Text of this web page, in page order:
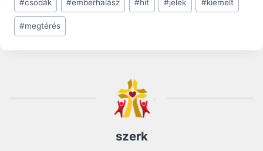
Tags:
#csodák #emberhalász #hit #jelek #kiemelt
#megtérés
szerk